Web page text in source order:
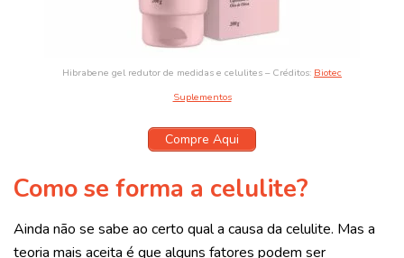
Hibrabene gel redutor de medidas e celulites – Créditos: Biotec
Suplementos
Compre Aqui
Como se forma a celulite?
Ainda não se sabe ao certo qual a causa da celulite. Mas a
teoria mais aceita é que alguns fatores podem ser